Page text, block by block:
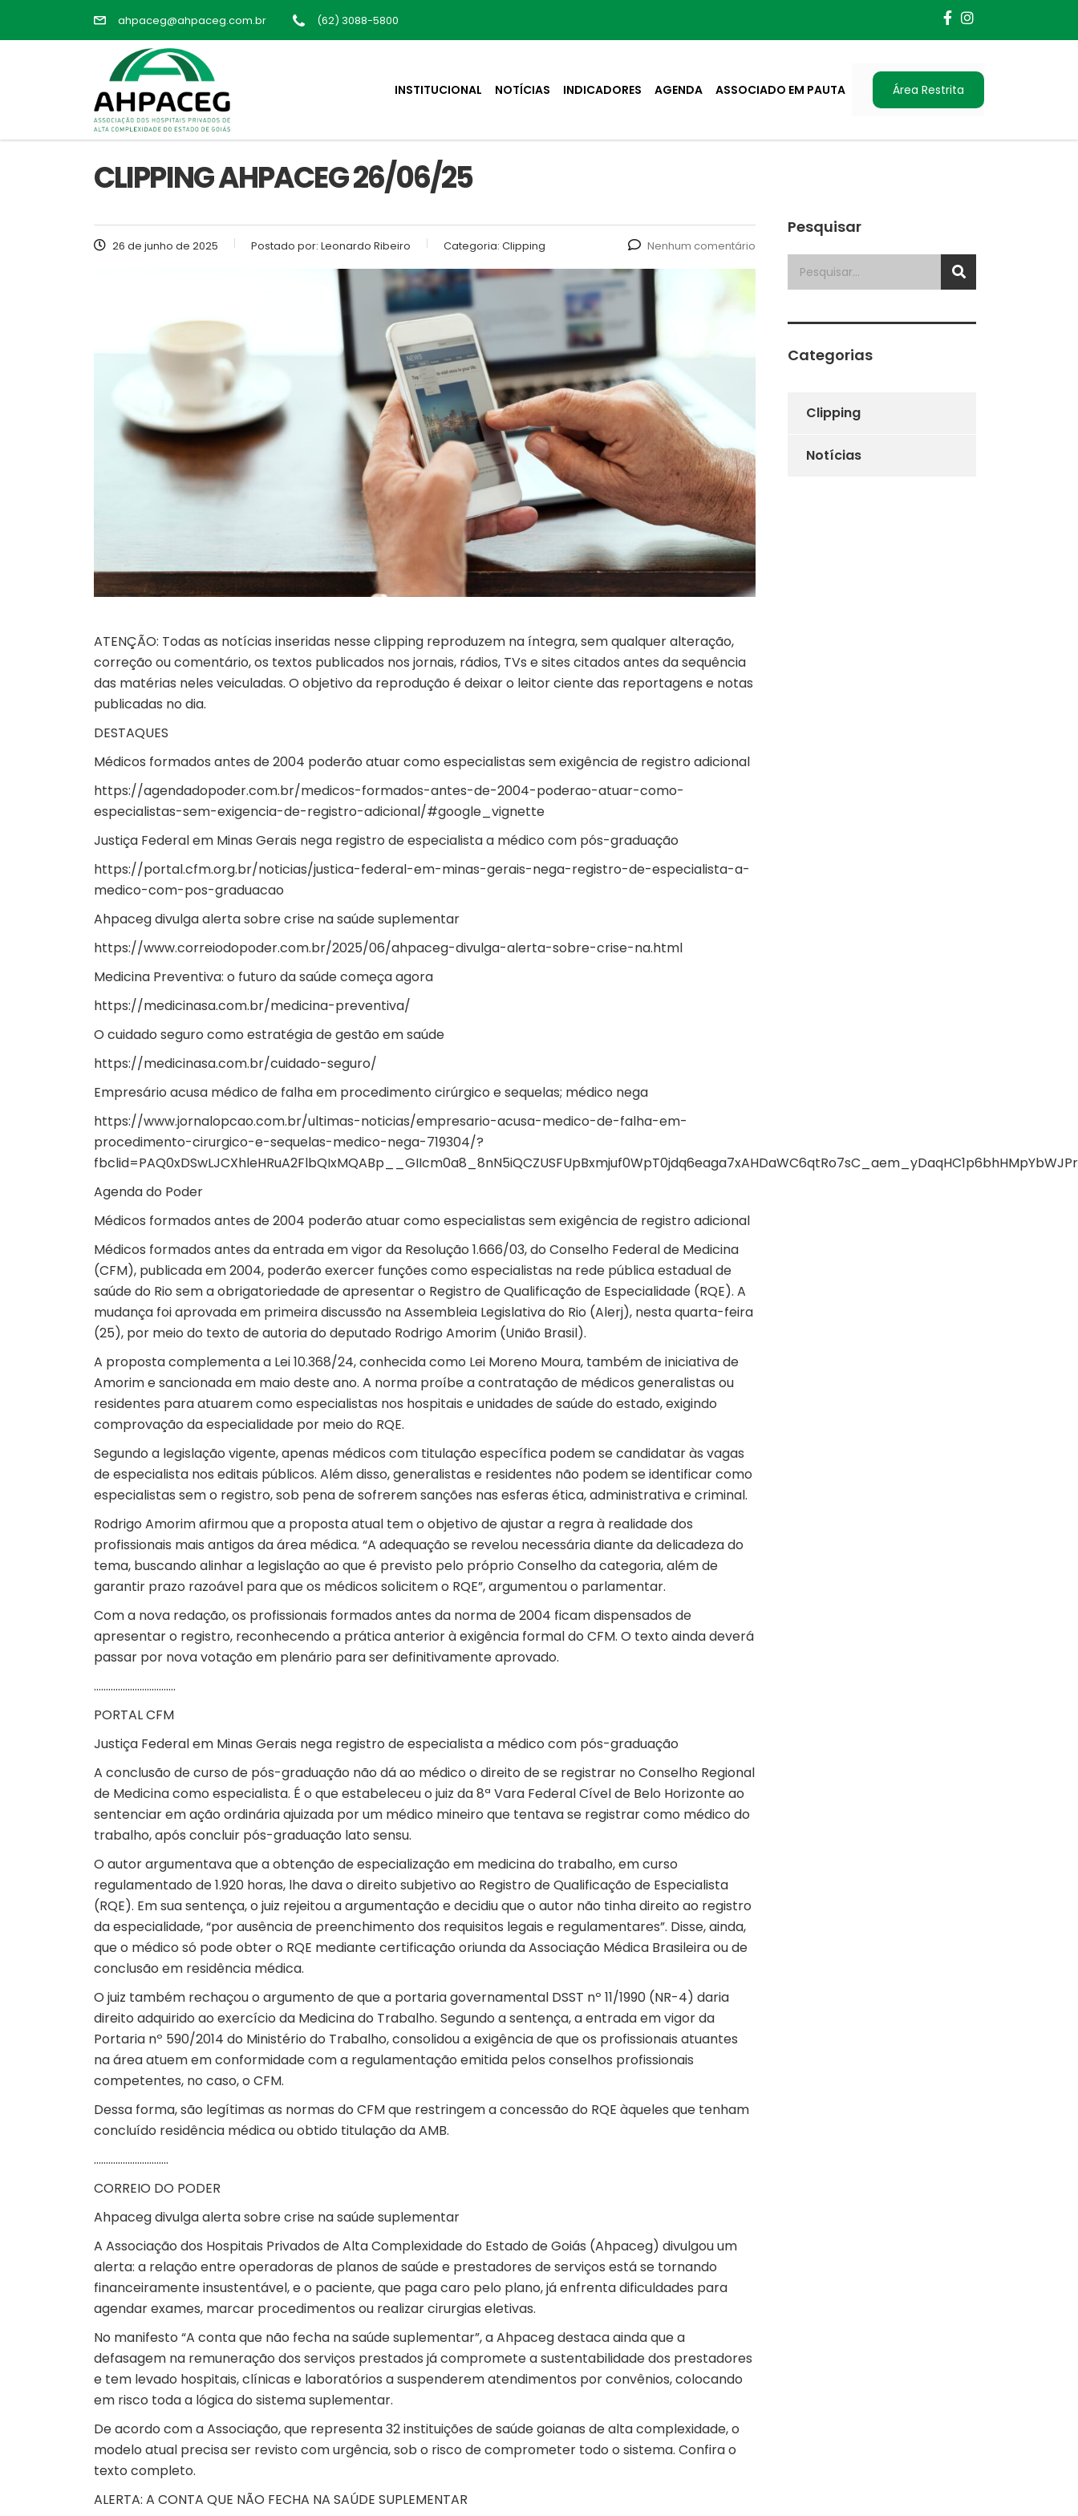
ahpaceg@ahpaceg.com.br (62) 3088-5800
INSTITUCIONAL NOTÍCIAS INDICADORES AGENDA ASSOCIADO EM PAUTA Área Restrita
CLIPPING AHPACEG 26/06/25
26 de junho de 2025 Postado por: Leonardo Ribeiro Categoria: Clipping Nenhum comentário
ATENÇÃO: Todas as notícias inseridas nesse clipping reproduzem na íntegra, sem qualquer alteração,
correção ou comentário, os textos publicados nos jornais, rádios, TVs e sites citados antes da sequência
das matérias neles veiculadas. O objetivo da reprodução é deixar o leitor ciente das reportagens e notas
publicadas no dia.
DESTAQUES
Médicos formados antes de 2004 poderão atuar como especialistas sem exigência de registro adicional
https://agendadopoder.com.br/medicos-formados-antes-de-2004-poderao-atuar-como-
especialistas-sem-exigencia-de-registro-adicional/#google_vignette
Justiça Federal em Minas Gerais nega registro de especialista a médico com pós-graduação
https://portal.cfm.org.br/noticias/justica-federal-em-minas-gerais-nega-registro-de-especialista-a-
medico-com-pos-graduacao
Ahpaceg divulga alerta sobre crise na saúde suplementar
https://www.correiodopoder.com.br/2025/06/ahpaceg-divulga-alerta-sobre-crise-na.html
Medicina Preventiva: o futuro da saúde começa agora
https://medicinasa.com.br/medicina-preventiva/
O cuidado seguro como estratégia de gestão em saúde
https://medicinasa.com.br/cuidado-seguro/
Empresário acusa médico de falha em procedimento cirúrgico e sequelas; médico nega
https://www.jornalopcao.com.br/ultimas-noticias/empresario-acusa-medico-de-falha-em-
procedimento-cirurgico-e-sequelas-medico-nega-719304/?
Agenda do Poder
Médicos formados antes de 2004 poderão atuar como especialistas sem exigência de registro adicional
Médicos formados antes da entrada em vigor da Resolução 1.666/03, do Conselho Federal de Medicina
(CFM), publicada em 2004, poderão exercer funções como especialistas na rede pública estadual de
saúde do Rio sem a obrigatoriedade de apresentar o Registro de Qualificação de Especialidade (RQE). A
mudança foi aprovada em primeira discussão na Assembleia Legislativa do Rio (Alerj), nesta quarta-feira
(25), por meio do texto de autoria do deputado Rodrigo Amorim (União Brasil).
A proposta complementa a Lei 10.368/24, conhecida como Lei Moreno Moura, também de iniciativa de
Amorim e sancionada em maio deste ano. A norma proíbe a contratação de médicos generalistas ou
residentes para atuarem como especialistas nos hospitais e unidades de saúde do estado, exigindo
comprovação da especialidade por meio do RQE.
Segundo a legislação vigente, apenas médicos com titulação específica podem se candidatar às vagas
de especialista nos editais públicos. Além disso, generalistas e residentes não podem se identificar como
especialistas sem o registro, sob pena de sofrerem sanções nas esferas ética, administrativa e criminal.
Rodrigo Amorim afirmou que a proposta atual tem o objetivo de ajustar a regra à realidade dos
profissionais mais antigos da área médica. “A adequação se revelou necessária diante da delicadeza do
tema, buscando alinhar a legislação ao que é previsto pelo próprio Conselho da categoria, além de
garantir prazo razoável para que os médicos solicitem o RQE”, argumentou o parlamentar.
Com a nova redação, os profissionais formados antes da norma de 2004 ficam dispensados de
apresentar o registro, reconhecendo a prática anterior à exigência formal do CFM. O texto ainda deverá
passar por nova votação em plenário para ser definitivamente aprovado.
…………………………….
PORTAL CFM
Justiça Federal em Minas Gerais nega registro de especialista a médico com pós-graduação
A conclusão de curso de pós-graduação não dá ao médico o direito de se registrar no Conselho Regional
de Medicina como especialista. É o que estabeleceu o juiz da 8ª Vara Federal Cível de Belo Horizonte ao
sentenciar em ação ordinária ajuizada por um médico mineiro que tentava se registrar como médico do
trabalho, após concluir pós-graduação lato sensu.
O autor argumentava que a obtenção de especialização em medicina do trabalho, em curso
regulamentado de 1.920 horas, lhe dava o direito subjetivo ao Registro de Qualificação de Especialista
(RQE). Em sua sentença, o juiz rejeitou a argumentação e decidiu que o autor não tinha direito ao registro
da especialidade, “por ausência de preenchimento dos requisitos legais e regulamentares”. Disse, ainda,
que o médico só pode obter o RQE mediante certificação oriunda da Associação Médica Brasileira ou de
conclusão em residência médica.
O juiz também rechaçou o argumento de que a portaria governamental DSST nº 11/1990 (NR-4) daria
direito adquirido ao exercício da Medicina do Trabalho. Segundo a sentença, a entrada em vigor da
Portaria nº 590/2014 do Ministério do Trabalho, consolidou a exigência de que os profissionais atuantes
na área atuem em conformidade com a regulamentação emitida pelos conselhos profissionais
competentes, no caso, o CFM.
Dessa forma, são legítimas as normas do CFM que restringem a concessão do RQE àqueles que tenham
concluído residência médica ou obtido titulação da AMB.
………………………….
CORREIO DO PODER
Ahpaceg divulga alerta sobre crise na saúde suplementar
A Associação dos Hospitais Privados de Alta Complexidade do Estado de Goiás (Ahpaceg) divulgou um
alerta: a relação entre operadoras de planos de saúde e prestadores de serviços está se tornando
financeiramente insustentável, e o paciente, que paga caro pelo plano, já enfrenta dificuldades para
agendar exames, marcar procedimentos ou realizar cirurgias eletivas.
No manifesto “A conta que não fecha na saúde suplementar”, a Ahpaceg destaca ainda que a
defasagem na remuneração dos serviços prestados já compromete a sustentabilidade dos prestadores
e tem levado hospitais, clínicas e laboratórios a suspenderem atendimentos por convênios, colocando
em risco toda a lógica do sistema suplementar.
De acordo com a Associação, que representa 32 instituições de saúde goianas de alta complexidade, o
modelo atual precisa ser revisto com urgência, sob o risco de comprometer todo o sistema. Confira o
texto completo.
ALERTA: A CONTA QUE NÃO FECHA NA SAÚDE SUPLEMENTAR
Pesquisar
Categorias
Clipping
Notícias